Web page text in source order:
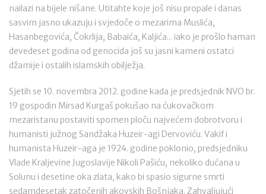
nailazi na bijele nišane. Utitahte koje još nisu propale i danas
sasvim jasno ukazuju i svjedoče o mezarima Muslića,
Hasanbegovića, Čokrlija, Babaića, Kaljića... iako je prošlo haman
devedeset godina od genocida još su jasni kameni ostatci
džamije i ostalih islamskih obilježja.
Sjetih se 10. novembra 2012. godine kada je predsjednik NVO br.
19 gospodin Mirsad Kurgaš pokušao na ćukovačkom
mezaristanu postaviti spomen ploču najvećem dobrotvoru i
humanisti južnog Sandžaka Huzeir-agi Dervoviću. Vakif i
humanista Huzeir-aga je 1924. godine poklonio, predsjedniku
Vlade Kraljevine Jugoslavije Nikoli Pašiću, nekoliko dućana u
Solunu i desetine oka zlata, kako bi spasio sigurne smrti
sedamdesetak zatočenih akovskih Bošnjaka. Zahvaljujući